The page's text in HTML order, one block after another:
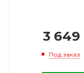
3 649
Под заказ